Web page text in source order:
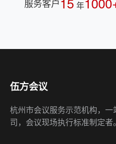
服务客户 年
伍方会议
杭州市会议服务示范机构，
司，会议现场执行标准制定者。